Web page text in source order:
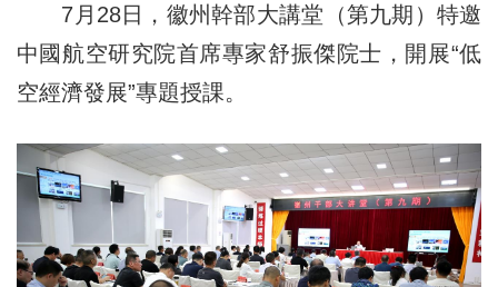
7月28日，徽州幹部大講堂（第九期）特邀
中國航空研究院首席專家舒振傑院士，開展“低
空經濟發展”專題授課。